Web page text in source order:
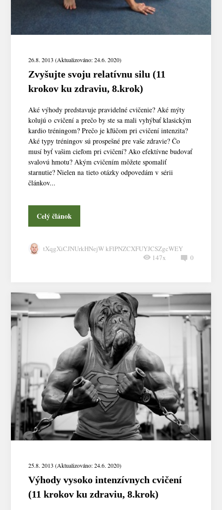
26.8. 2013 (Aktualizováno: 24.6. 2020)
Zvyšujte svoju relatívnu silu (11
krokov ku zdraviu, 8.krok)
Aké výhody predstavuje pravidelné cvičenie? Aké mýty
kolujú o cvičení a prečo by ste sa mali vyhýbať klasickým
kardio tréningom? Prečo je kľúčom pri cvičení intenzita?
Aké typy tréningov sú prospešné pre vaše zdravie? Čo
musí byť vašim cieľom pri cvičení? Ako efektívne budovať
svalovú hmotu? Akým cvičením môžete spomaliť
starnutie? Nielen na tieto otázky odpovedám v sérii
článkov...
Celý článok
tXqgXiCJNUrkHNejW kFlPNZCXFUYJCSZgcWEY
0
147x
25.8. 2013 (Aktualizováno: 24.6. 2020)
Výhody vysoko intenzívnych cvičení
(11 krokov ku zdraviu, 8.krok)